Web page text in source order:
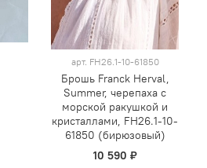
арт. FH26.1-10-61850
Брошь Franck Herval,
Summer, черепаха с
морской ракушкой и
кристаллами, FH26.1-10-
61850 (бирюзовый)
10 590 ₽